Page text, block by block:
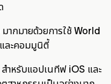
ากมายด้วยการใช้ World
และคอมมูนิตี้
ำหรับแอปเนทีฟ iOS และ